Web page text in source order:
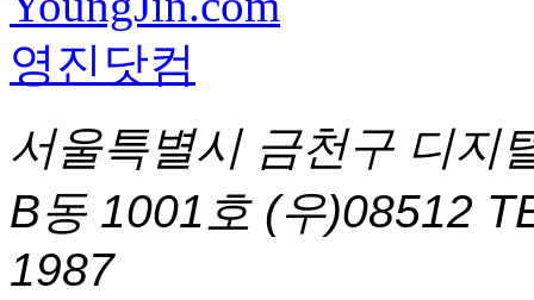
서울특별시 금천구 디지
B동 1001호 (우)08512
1987